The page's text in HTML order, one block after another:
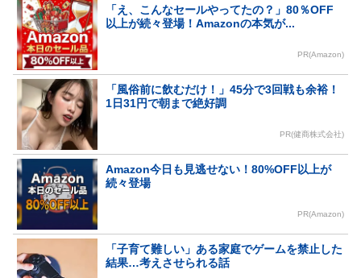
「え、こんなセールやってたの？」80％OFF
以上が続々登場！Amazonの本気が...
PR(Amazon)
「風俗前に飲むだけ！」45分で3回戦も余裕！
1日31円で朝まで絶好調
PR(健商株式会社)
Amazon今日も見逃せない！80%OFF以上が
続々登場
PR(Amazon)
「子育て難しい」ある家庭でゲームを禁止した
結果…考えさせられる話